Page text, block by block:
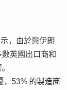
，由於與伊朗
英國出口商和
，53% 的製造商